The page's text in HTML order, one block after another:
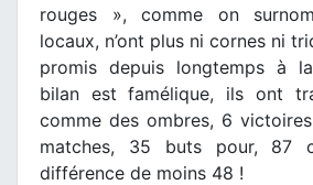
rouges », comme on
locaux, n’ont plus ni cornes ni
promis depuis longtemps à
bilan est famélique, ils ont
comme des ombres, 6
matches, 35 buts pour, 87
différence de moins 48 !